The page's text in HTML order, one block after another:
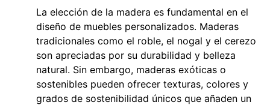
La elección de la madera es fundamental en el
diseño de muebles personalizados. Maderas
tradicionales como el roble, el nogal y el cerezo
son apreciadas por su durabilidad y belleza
natural. Sin embargo, maderas exóticas o
sostenibles pueden ofrecer texturas, colores y
grados de sostenibilidad únicos que añaden un